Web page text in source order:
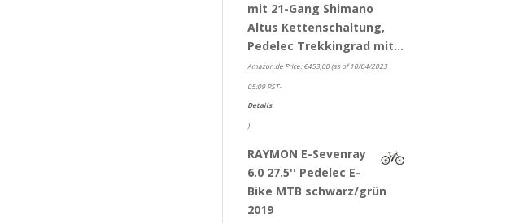
mit 21-Gang Shimano
Altus Kettenschaltung,
Pedelec Trekkingrad mit…
Amazon.de Price:€453,00(as of 10/04/2023
05:09 PST-
Details
)
RAYMON E-Sevenray
6.0 27.5'' Pedelec E-
Bike MTB schwarz/grün
2019